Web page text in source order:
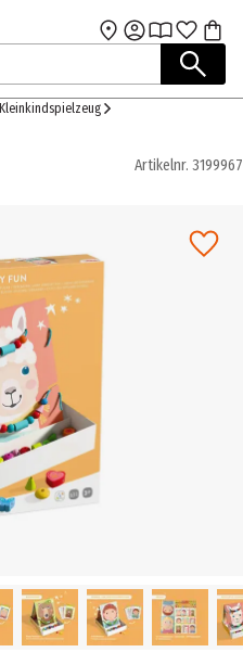
Zum Hauptinhalt
Kleinkindspielzeug
Artikelnr. 3199967